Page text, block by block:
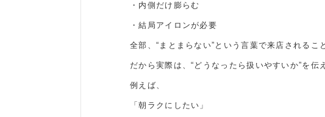
・内側だけ膨らむ
・結局アイロンが必要
全部、“まとまらない”という言葉で来店されるこ
だから実際は、“どうなったら扱いやすいか”を伝
例えば、
「朝ラクにしたい」